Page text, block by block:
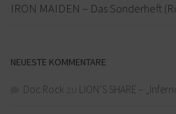
IRON MAIDEN – Das Sonderheft
NEUESTE KOMMENTARE
Doc Rock zu LION’S SHARE –